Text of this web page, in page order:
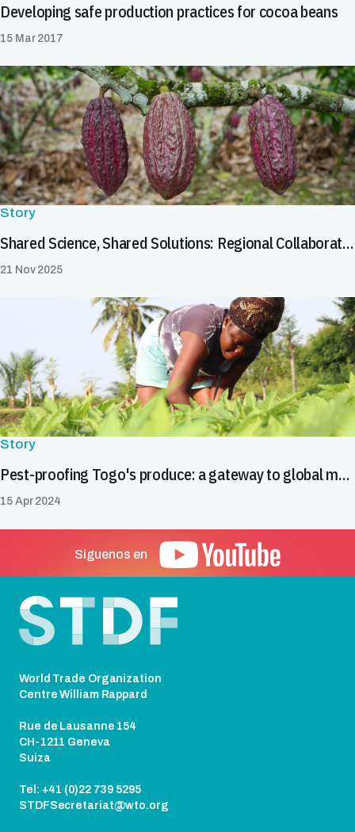
Developing safe production practices for cocoa beans
15 Mar 2017
Story
Shared Science, Shared Solutions: Regional Collaboration in Latin America & the Caribbean Helps Tackle Cadmium in Cocoa and Chocolate
21 Nov 2025
Story
Pest-proofing Togo's produce: a gateway to global markets
15 Apr 2024
Síguenos en
World Trade Organization
Centre William Rappard
Rue de Lausanne 154
CH-1211 Geneva
Suiza
Tel: +41 (0)22 739 5295
STDFSecretariat@wto.org